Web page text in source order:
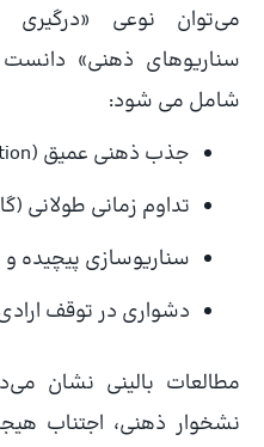
می‌توان نوعی
سناریوهای ذهنی» دانست
شامل می شود:
جذب ذهنی عمیق (Absorption)
تداوم زمانی طولانی
سناریوسازی پیچیده و
دشواری در توقف
مطالعات بالینی نشان
نشخوار ذهنی، اجتناب